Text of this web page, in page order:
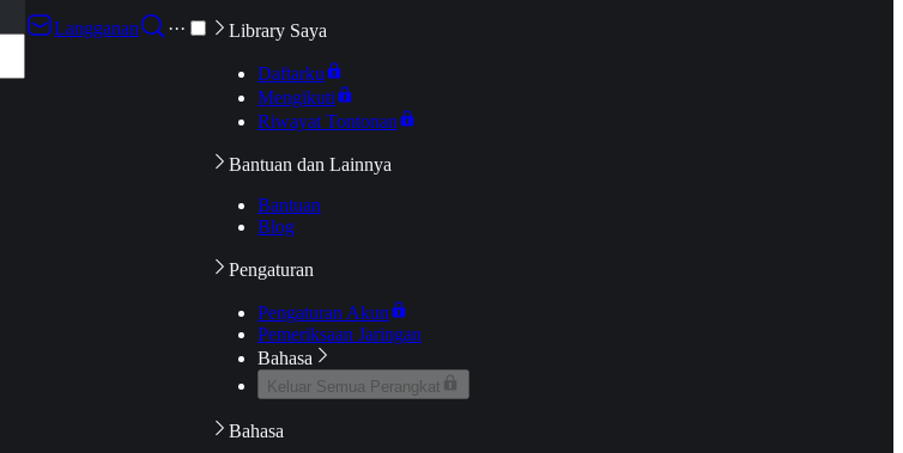
Langganan
··· Library Saya
Daftarku
Mengikuti
Riwayat Tontonan
Bantuan dan Lainnya
Bantuan
Blog
Pengaturan
Pengaturan Akun
Pemeriksaan Jaringan
Bahasa
Keluar Semua Perangkat
Bahasa